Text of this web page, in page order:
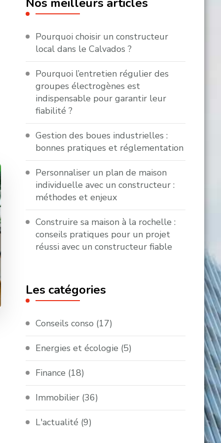
Pourquoi choisir un constructeur
local dans le Calvados ?
Pourquoi l’entretien régulier des
groupes électrogènes est
indispensable pour garantir leur
fiabilité ?
Gestion des boues industrielles :
bonnes pratiques et réglementation
Personnaliser un plan de maison
individuelle avec un constructeur :
méthodes et enjeux
Construire sa maison à la rochelle :
conseils pratiques pour un projet
réussi avec un constructeur fiable
Les catégories
Conseils conso (17)
Energies et écologie (5)
Finance (18)
Immobilier (36)
L'actualité (9)